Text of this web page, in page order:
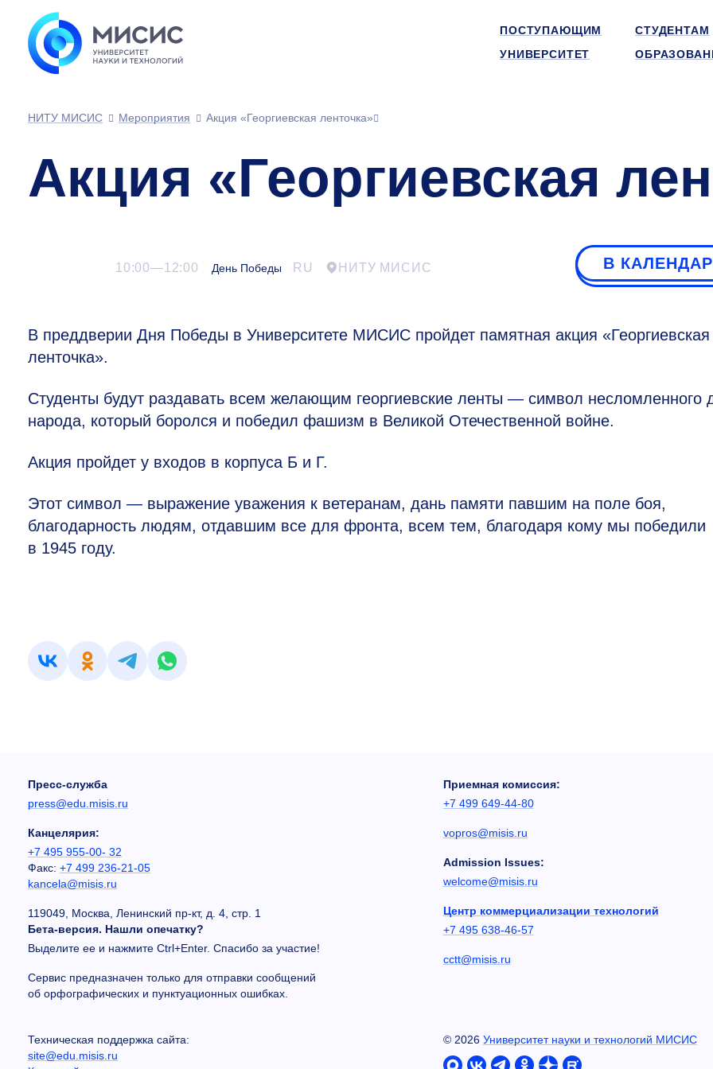
ПОСТУПАЮЩИМ СТУДЕНТАМ
УНИВЕРСИТЕТ
НИТУ МИСИС
Мероприятия Акция «Георгиевская ленточка»
Акция «Георгиевская
10:00—12:00 День Победы RU НИТУ МИСИС В
В преддверии Дня Победы в Университете МИСИС пройдет памятная акция «Георгиевская
ленточка».
Студенты будут раздавать всем желающим георгиевские ленты — символ несломленного
народа, который боролся и победил фашизм в Великой Отечественной войне.
Акция пройдет у входов в корпуса Б и Г.
Этот символ — выражение уважения к ветеранам, дань памяти павшим на поле боя,
благодарность людям, отдавшим все для фронта, всем тем, благодаря кому мы победили
в 1945 году.
Пресс-служба
press@edu.misis.ru
Канцелярия:
+7 495 955-00- 32
Факс: +7 499 236-21-05
kancela@misis.ru
119049, Москва, Ленинский пр-кт, д. 4, стр. 1
Бета-версия. Нашли опечатку?
Выделите ее и нажмите Ctrl+Enter. Спасибо за участие!
Сервис предназначен только для отправки сообщений
об орфографических и пунктуационных ошибках.
Приемная комиссия:
+7 499 649-44-80
vopros@misis.ru
Admission Issues:
welcome@misis.ru
Центр коммерциализации технологий
+7 495 638-46-57
cctt@misis.ru
Техническая поддержка сайта:
site@edu.misis.ru
© 2026 Университет науки и технологий МИСИС